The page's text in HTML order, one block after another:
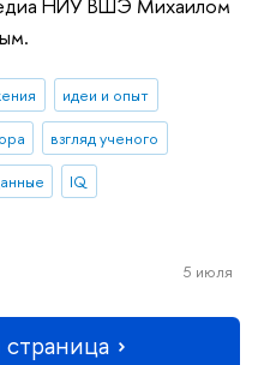
идеи и опыт
взгляд ученого
IQ
5 июля